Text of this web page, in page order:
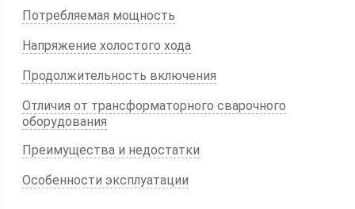
Потребляемая мощность
Напряжение холостого хода
Продолжительность включения
Отличия от трансформаторного сварочного
оборудования
Преимущества и недостатки
Особенности эксплуатации